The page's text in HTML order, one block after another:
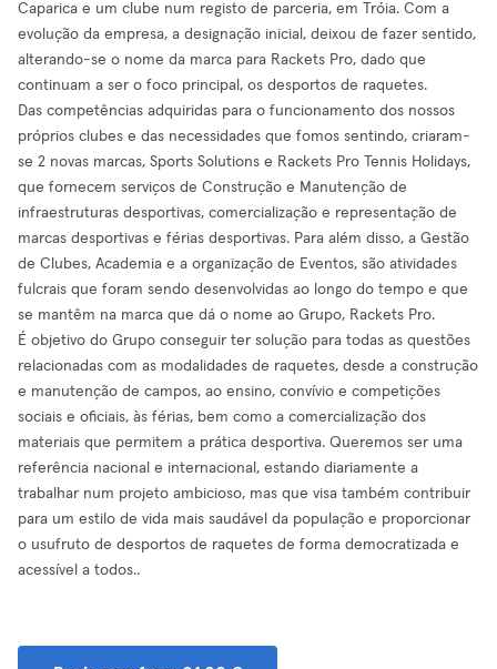
Caparica e um clube num registo de parceria, em Tróia. Com a
evolução da empresa, a designação inicial, deixou de fazer sentido,
alterando-se o nome da marca para Rackets Pro, dado que
continuam a ser o foco principal, os desportos de raquetes.
Das competências adquiridas para o funcionamento dos nossos
próprios clubes e das necessidades que fomos sentindo, criaram-
se 2 novas marcas, Sports Solutions e Rackets Pro Tennis Holidays,
que fornecem serviços de Construção e Manutenção de
infraestruturas desportivas, comercialização e representação de
marcas desportivas e férias desportivas. Para além disso, a Gestão
de Clubes, Academia e a organização de Eventos, são atividades
fulcrais que foram sendo desenvolvidas ao longo do tempo e que
se mantêm na marca que dá o nome ao Grupo, Rackets Pro.
É objetivo do Grupo conseguir ter solução para todas as questões
relacionadas com as modalidades de raquetes, desde a construção
e manutenção de campos, ao ensino, convívio e competições
sociais e oficiais, às férias, bem como a comercialização dos
materiais que permitem a prática desportiva. Queremos ser uma
referência nacional e internacional, estando diariamente a
trabalhar num projeto ambicioso, mas que visa também contribuir
para um estilo de vida mais saudável da população e proporcionar
o usufruto de desportos de raquetes de forma democratizada e
acessível a todos..